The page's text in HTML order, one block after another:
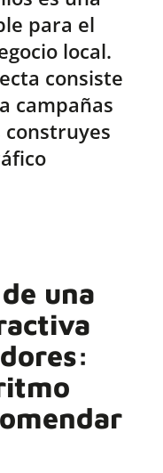
para el
local.
consiste
campañas
una